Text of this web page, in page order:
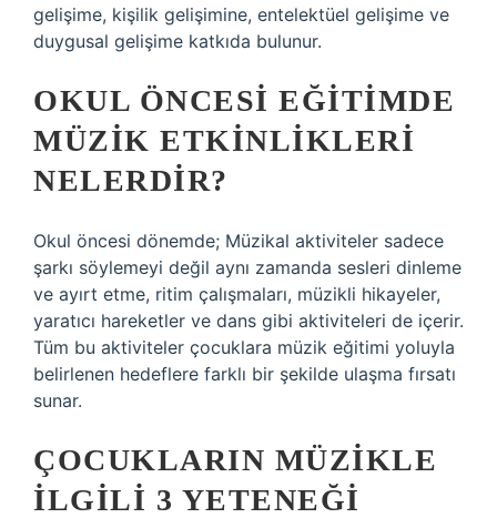
gelişime, kişilik gelişimine, entelektüel gelişime ve
duygusal gelişime katkıda bulunur.
OKUL ÖNCESI EĞITIMDE
MÜZIK ETKINLIKLERI
NELERDIR?
Okul öncesi dönemde; Müzikal aktiviteler sadece
şarkı söylemeyi değil aynı zamanda sesleri dinleme
ve ayırt etme, ritim çalışmaları, müzikli hikayeler,
yaratıcı hareketler ve dans gibi aktiviteleri de içerir.
Tüm bu aktiviteler çocuklara müzik eğitimi yoluyla
belirlenen hedeflere farklı bir şekilde ulaşma fırsatı
sunar.
ÇOCUKLARIN MÜZIKLE
ILGILI 3 YETENEĞI